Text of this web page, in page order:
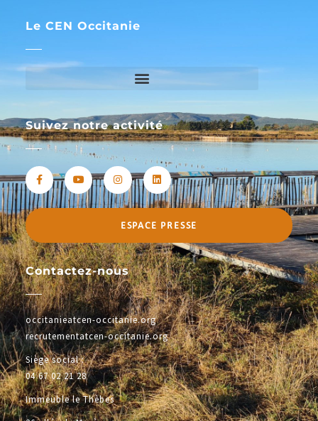
Le CEN Occitanie
Suivez notre activité
ESPACE PRESSE
Contactez-nous
occitanieatcen-occitanie.org
recrutementatcen-occitanie.org
Siège social :
04 67 02 21 28
Immeuble le Thèbes